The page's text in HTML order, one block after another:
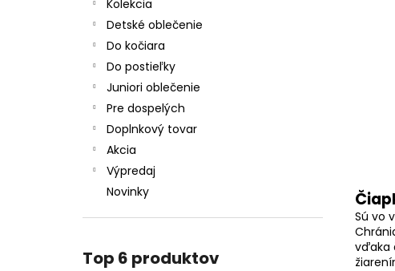
Kolekcia
Detské oblečenie
Do kočiara
Do postieľky
Juniori oblečenie
Pre dospelých
Doplnkový tovar
Akcia
Výpredaj
Novinky
Top 6 produktov
Sú vo
vďaka
€54,58